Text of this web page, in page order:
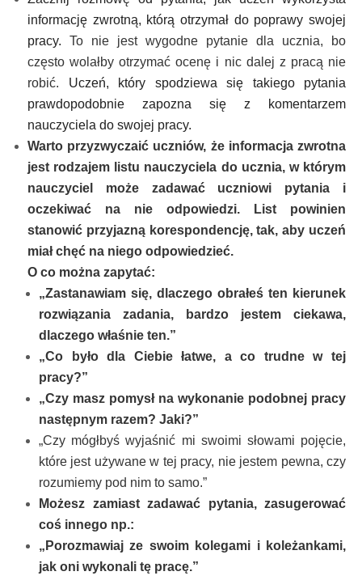
informację zwrotną, którą otrzymał do poprawy swojej
pracy. To nie jest wygodne pytanie dla ucznia, bo
często wolałby otrzymać ocenę i nic dalej z pracą nie
robić. Uczeń, który spodziewa się takiego pytania
prawdopodobnie zapozna się z komentarzem
nauczyciela do swojej pracy.
Warto przyzwyczaić uczniów, że informacja zwrotna
jest rodzajem listu nauczyciela do ucznia, w którym
nauczyciel może zadawać uczniowi pytania i
oczekiwać na nie odpowiedzi. List powinien
stanowić przyjazną korespondencję, tak, aby uczeń
miał chęć na niego odpowiedzieć.
O co można zapytać:
„Zastanawiam się, dlaczego obrałeś ten kierunek
rozwiązania zadania, bardzo jestem ciekawa,
dlaczego właśnie ten.”
„Co było dla Ciebie łatwe, a co trudne w tej
pracy?”
„Czy masz pomysł na wykonanie podobnej pracy
następnym razem? Jaki?”
„Czy mógłbyś wyjaśnić mi swoimi słowami pojęcie,
które jest używane w tej pracy, nie jestem pewna, czy
rozumiemy pod nim to samo.”
Możesz zamiast zadawać pytania, zasugerować
coś innego np.:
„Porozmawiaj ze swoim kolegami i koleżankami,
jak oni wykonali tę pracę.”